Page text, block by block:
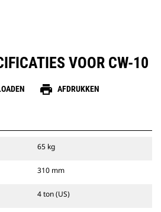
VOOR CW-10
print AFDRUKKEN
65 kg
310 mm
4 ton (US)